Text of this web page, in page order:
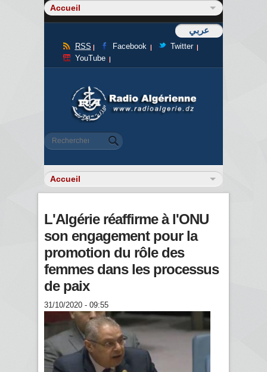
عربي
RSS Facebook
Twitter
YouTube
Formulaire de recherche
Rechercher
L'Algérie réaffirme à l'ONU
son engagement pour la
promotion du rôle des
femmes dans les processus
de paix
31/10/2020 - 09:55